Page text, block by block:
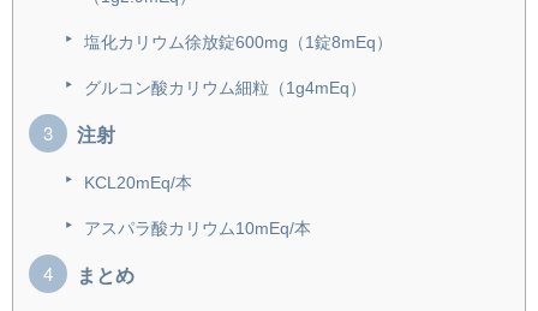
塩化カリウム徐放錠600mg（1錠8mEq）
グルコン酸カリウム細粒（1g4mEq）
注射
KCL20mEq/本
アスパラ酸カリウム10mEq/本
まとめ